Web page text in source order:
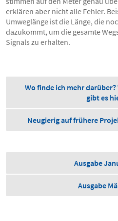
erklären aber nicht alle Fehler.
Umweglänge ist die Länge, die
dazukommt, um die gesamte
Signals zu erhalten.
Wo finde ich mehr
gibt es
Neugierig auf frühere
Ausgabe
Ausgabe